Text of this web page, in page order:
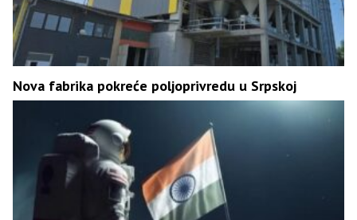
Nova fabrika pokreće poljoprivredu u Srpskoj